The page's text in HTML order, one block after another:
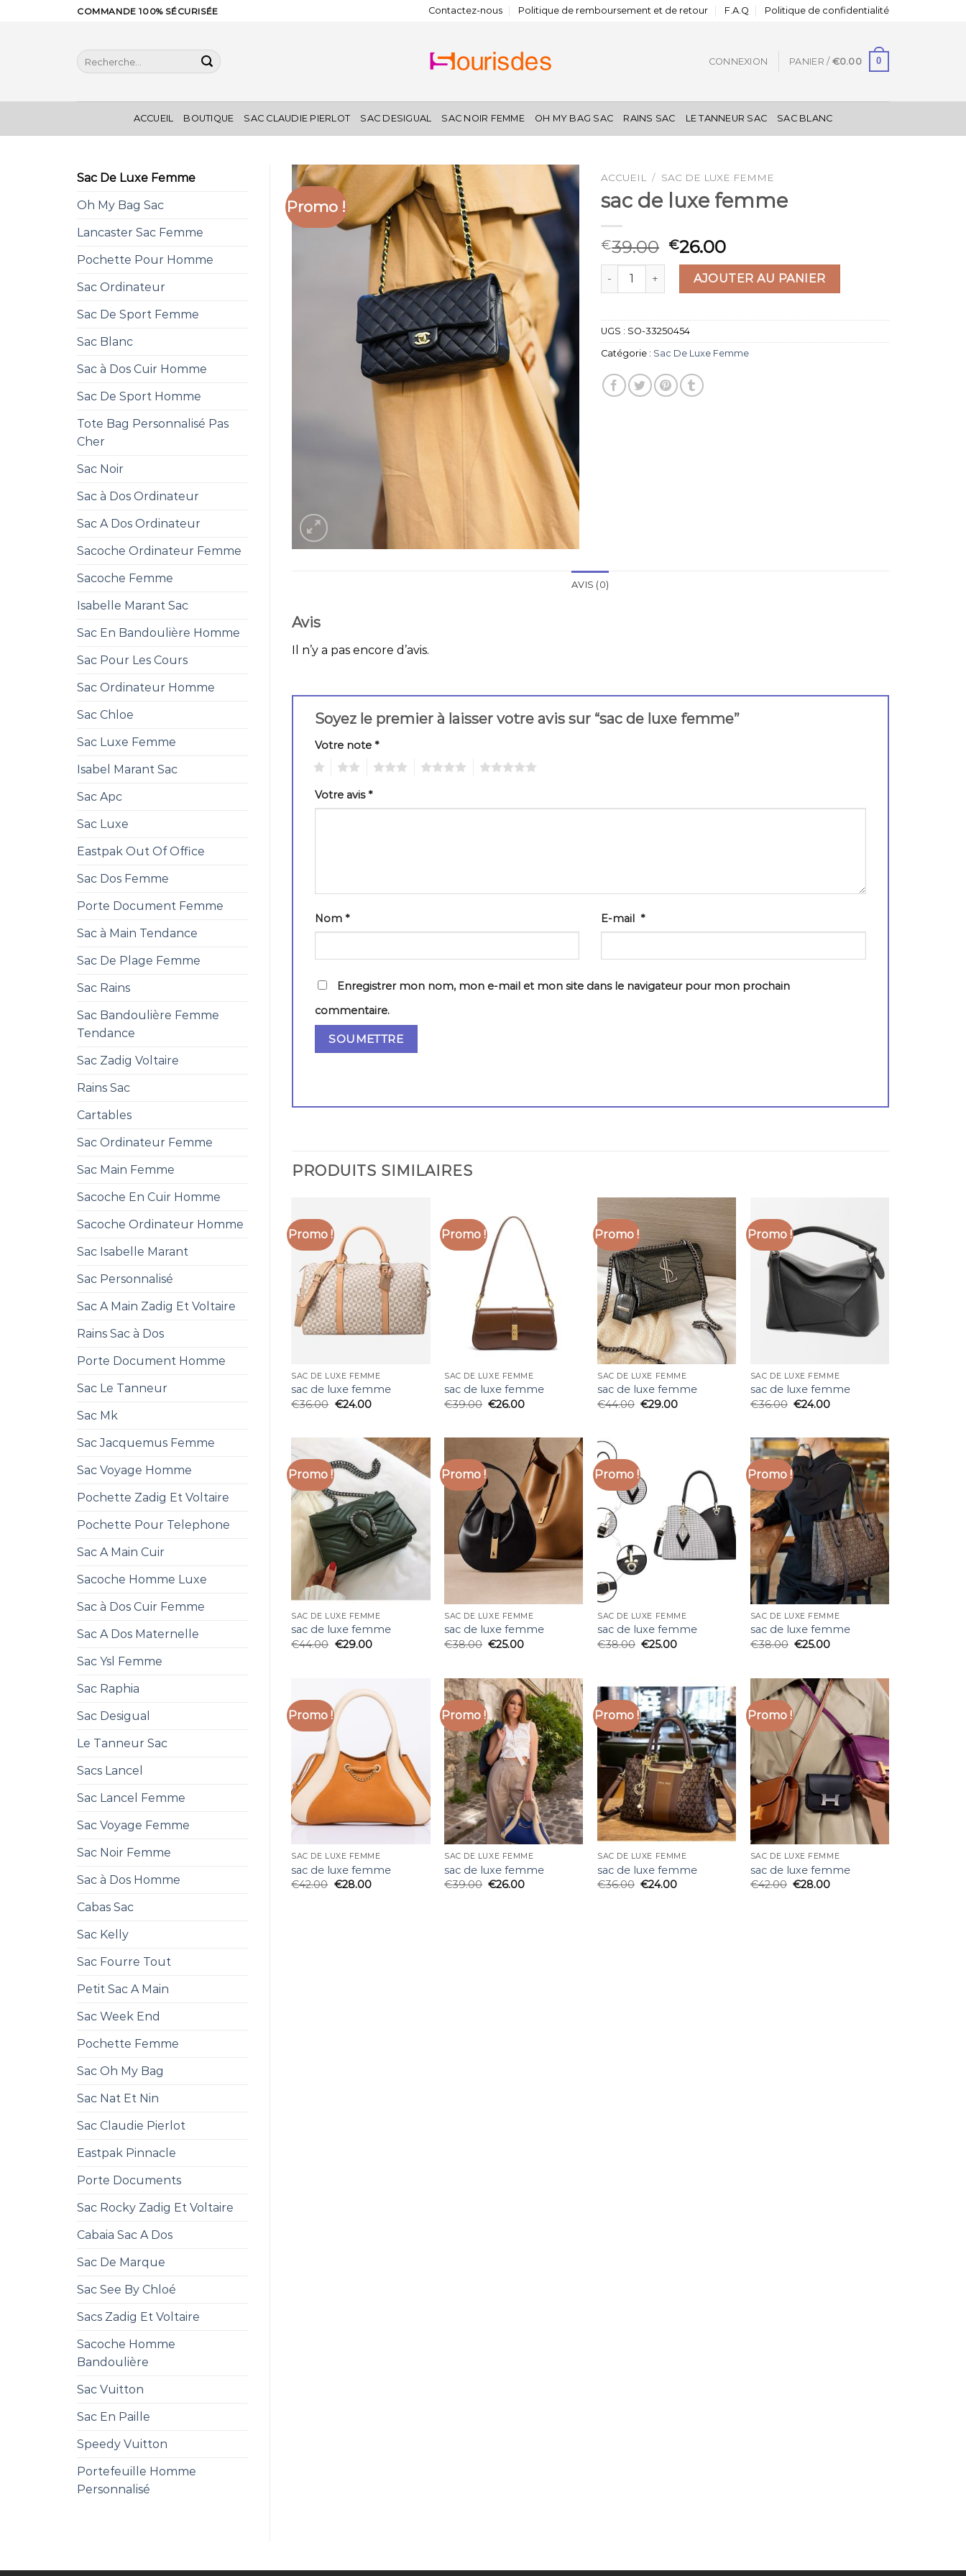
COMMANDE 100% SÉCURISÉE Contactez-nous Politique de remboursement et de retour F.A.Q Politique de confidentialité
Recherche
pour :
CONNEXION PANIER / €0.00 0
ACCUEIL BOUTIQUE SAC CLAUDIE PIERLOT SAC DESIGUAL SAC NOIR FEMME OH MY BAG SAC RAINS SAC LE TANNEUR SAC SAC BLANC
Sac De Luxe Femme
Oh My Bag Sac
Lancaster Sac Femme
Pochette Pour Homme
Sac Ordinateur
Sac De Sport Femme
Sac Blanc
Sac à Dos Cuir Homme
Sac De Sport Homme
Tote Bag Personnalisé Pas
Cher
Sac Noir
Sac à Dos Ordinateur
Sac A Dos Ordinateur
Sacoche Ordinateur Femme
Sacoche Femme
Isabelle Marant Sac
Sac En Bandoulière Homme
Sac Pour Les Cours
Sac Ordinateur Homme
Sac Chloe
Sac Luxe Femme
Isabel Marant Sac
Sac Apc
Sac Luxe
Eastpak Out Of Office
Sac Dos Femme
Porte Document Femme
Sac à Main Tendance
Sac De Plage Femme
Sac Rains
Sac Bandoulière Femme
Tendance
Sac Zadig Voltaire
Rains Sac
Cartables
Sac Ordinateur Femme
Sac Main Femme
Sacoche En Cuir Homme
Sacoche Ordinateur Homme
Sac Isabelle Marant
Sac Personnalisé
Sac A Main Zadig Et Voltaire
Rains Sac à Dos
Porte Document Homme
Sac Le Tanneur
Sac Mk
Sac Jacquemus Femme
Sac Voyage Homme
Pochette Zadig Et Voltaire
Pochette Pour Telephone
Sac A Main Cuir
Sacoche Homme Luxe
Sac à Dos Cuir Femme
Sac A Dos Maternelle
Sac Ysl Femme
Sac Raphia
Sac Desigual
Le Tanneur Sac
Sacs Lancel
Sac Lancel Femme
Sac Voyage Femme
Sac Noir Femme
Sac à Dos Homme
Cabas Sac
Sac Kelly
Sac Fourre Tout
Petit Sac A Main
Sac Week End
Pochette Femme
Sac Oh My Bag
Sac Nat Et Nin
Sac Claudie Pierlot
Eastpak Pinnacle
Porte Documents
Sac Rocky Zadig Et Voltaire
Cabaia Sac A Dos
Sac De Marque
Sac See By Chloé
Sacs Zadig Et Voltaire
Sacoche Homme
Bandoulière
Sac Vuitton
Sac En Paille
Speedy Vuitton
Portefeuille Homme
Personnalisé
Promo !
ACCUEIL / SAC DE LUXE FEMME
sac de luxe femme
€39.00 €26.00
quantité de sac de luxe femme
AJOUTER AU PANIER
UGS : SO-33250454
Catégorie : Sac De Luxe Femme
AVIS (0)
Avis
Il n’y a pas encore d’avis.
Soyez le premier à laisser votre avis sur “sac de luxe femme”
Votre note *
Votre avis*
Nom * E-mail*
Enregistrer mon nom, mon e-mail et mon site dans le navigateur pour mon prochain
commentaire.
PRODUITS SIMILAIRES
Promo !
SAC DE LUXE FEMME
sac de luxe femme
€36.00 €24.00
Promo !
SAC DE LUXE FEMME
sac de luxe femme
€39.00 €26.00
Promo !
SAC DE LUXE FEMME
sac de luxe femme
€44.00 €29.00
Promo !
SAC DE LUXE FEMME
sac de luxe femme
€36.00 €24.00
Promo !
SAC DE LUXE FEMME
sac de luxe femme
€44.00 €29.00
Promo !
SAC DE LUXE FEMME
sac de luxe femme
€38.00 €25.00
Promo !
SAC DE LUXE FEMME
sac de luxe femme
€38.00 €25.00
Promo !
SAC DE LUXE FEMME
sac de luxe femme
€38.00 €25.00
Promo !
SAC DE LUXE FEMME
sac de luxe femme
€42.00 €28.00
Promo !
SAC DE LUXE FEMME
sac de luxe femme
€39.00 €26.00
Promo !
SAC DE LUXE FEMME
sac de luxe femme
€36.00 €24.00
Promo !
SAC DE LUXE FEMME
sac de luxe femme
€42.00 €28.00